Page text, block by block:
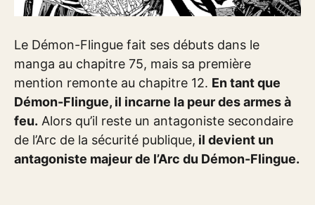
Le Démon-Flingue fait ses débuts dans le
manga au chapitre 75, mais sa première
mention remonte au chapitre 12. En tant que
Démon-Flingue, il incarne la peur des armes à
feu. Alors qu’il reste un antagoniste secondaire
de l’Arc de la sécurité publique, il devient un
antagoniste majeur de l’Arc du Démon-Flingue.